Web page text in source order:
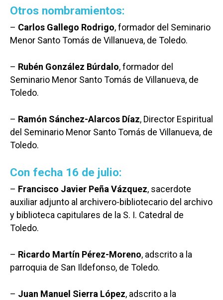
Otros nombramientos:
– Carlos Gallego Rodrigo, formador del Seminario
Menor Santo Tomás de Villanueva, de Toledo.
– Rubén González Búrdalo, formador del
Seminario Menor Santo Tomás de Villanueva, de
Toledo.
– Ramón Sánchez-Alarcos Díaz, Director Espiritual
del Seminario Menor Santo Tomás de Villanueva, de
Toledo.
Con fecha 16 de julio:
– Francisco Javier Peña Vázquez, sacerdote
auxiliar adjunto al archivero-bibliotecario del archivo
y biblioteca capitulares de la S. I. Catedral de
Toledo.
– Ricardo Martín Pérez-Moreno, adscrito a la
parroquia de San Ildefonso, de Toledo.
– Juan Manuel Sierra López, adscrito a la